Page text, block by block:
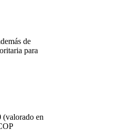
de
para
(valorado en